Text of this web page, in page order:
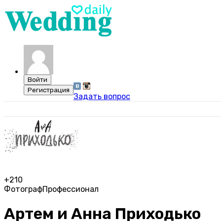
Задать вопрос
+210
ФотографПрофессионал
Артем и Анна Приходько